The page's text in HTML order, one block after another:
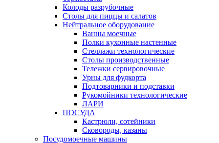
Колоды разрубочные
Столы для пиццы и салатов
Нейтральное оборудование
Ванны моечные
Полки кухонные настенные
Стеллажи технологические
Столы производственные
Тележки сервировочные
Урны для фудкорта
Подтоварники и подставки
Рукомойники технологические
ЛАРИ
ПОСУДА
Кастрюли, сотейники
Сковороды, казаны
Посудомоечные машины